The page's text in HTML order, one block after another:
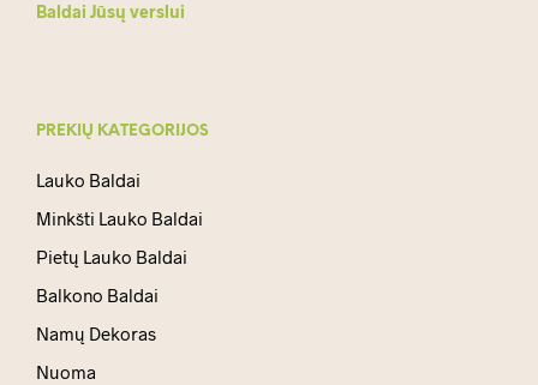
Baldai Jūsų verslui
PREKIŲ KATEGORIJOS
Lauko Baldai
Minkšti Lauko Baldai
Pietų Lauko Baldai
Balkono Baldai
Namų Dekoras
Nuoma